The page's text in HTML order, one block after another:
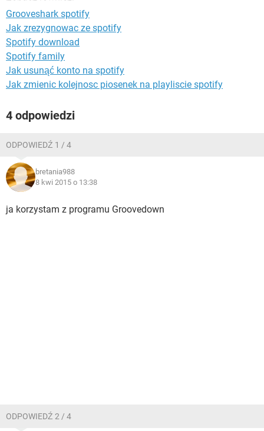
Grooveshark spotify
Jak zrezygnowac ze spotify
Spotify download
Spotify family
Jak usunąć konto na spotify
Jak zmienic kolejnosc piosenek na playliscie spotify
4 odpowiedzi
ODPOWIEDŹ 1 / 4
bretania988
8 kwi 2015 o 13:38
ja korzystam z programu Groovedown
ODPOWIEDŹ 2 / 4